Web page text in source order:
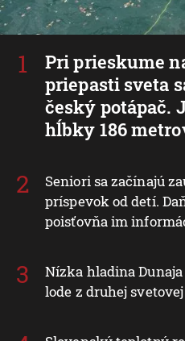
Pri prieskume
priepasti sveta
český potápač.
hĺbky 186
Seniori sa začínajú
príspevok od detí.
poisťovňa im
Nízka hladina
lode z druhej